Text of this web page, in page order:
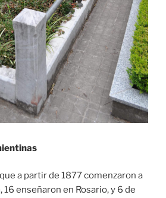
a partir de 1877 comenzaron a
enseñaron en Rosario, y 6 de